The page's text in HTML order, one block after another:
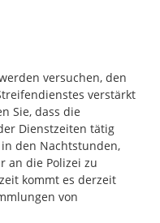
versuchen, den
verstärkt
Sie, dass die
Dienstzeiten tätig
den Nachtstunden,
an die Polizei zu
kommt es derzeit
von